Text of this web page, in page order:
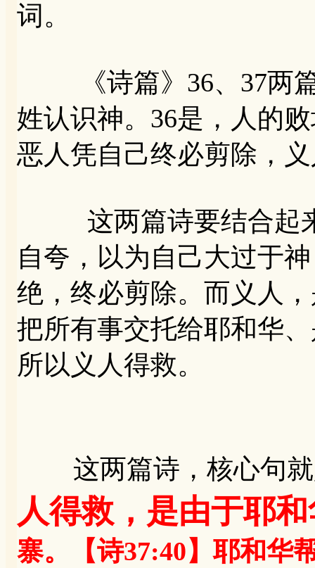
词。
《诗篇》36、37两篇
姓认识神。36是，人的
恶人凭自己终必剪除，
这两篇诗要结合起来
自夸，以为自己大过于
绝，终必剪除。而义人
把所有事交托给耶和华
所以义人得救。
这两篇诗，核心句就
人得救，是由于耶
寨。【诗37:40】耶和华